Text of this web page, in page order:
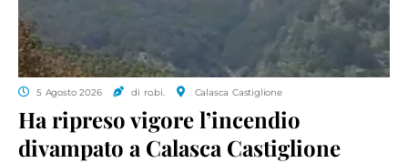
5 Agosto 2026 di ro.bi. Calasca Castiglione
Ha ripreso vigore l’incendio
divampato a Calasca Castiglione